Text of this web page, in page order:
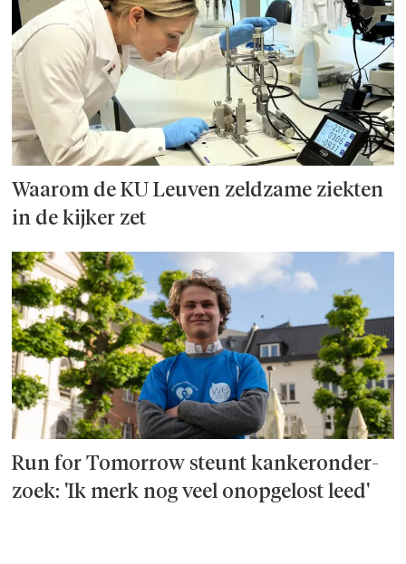
Waarom de KU Leuven zeldzame ziekten
in de kijker zet
Run for Tomorrow steunt kanker­onder­
zoek: 'Ik merk nog veel onopgelost leed'